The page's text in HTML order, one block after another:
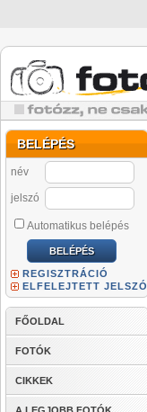
BELÉPÉS
név
jelszó
Automatikus belépés
REGISZTRÁCIÓ
ELFELEJTETT JELSZÓ
FŐOLDAL
FOTÓK
CIKKEK